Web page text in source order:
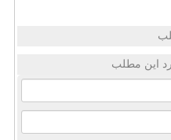
این مطلب